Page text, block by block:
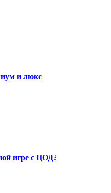
и люкс
игре с ЦОД?